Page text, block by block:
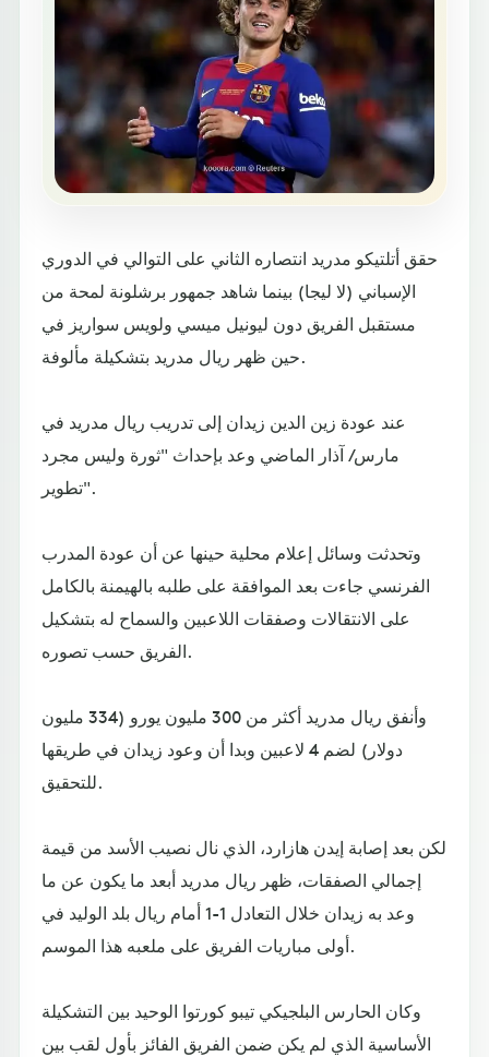
حقق أتلتيكو مدريد انتصاره الثاني على التوالي في الدوري
الإسباني (لا ليجا) بينما شاهد جمهور برشلونة لمحة من
مستقبل الفريق دون ليونيل ميسي ولويس سواريز في
حين ظهر ريال مدريد بتشكيلة مألوفة.
عند عودة زين الدين زيدان إلى تدريب ريال مدريد في
مارس/ آذار الماضي وعد بإحداث "ثورة وليس مجرد
تطوير".
وتحدثت وسائل إعلام محلية حينها عن أن عودة المدرب
الفرنسي جاءت بعد الموافقة على طلبه بالهيمنة بالكامل
على الانتقالات وصفقات اللاعبين والسماح له بتشكيل
الفريق حسب تصوره.
وأنفق ريال مدريد أكثر من 300 مليون يورو (334 مليون
دولار) لضم 4 لاعبين وبدا أن وعود زيدان في طريقها
للتحقيق.
لكن بعد إصابة إيدن هازارد، الذي نال نصيب الأسد من قيمة
إجمالي الصفقات، ظهر ريال مدريد أبعد ما يكون عن ما
وعد به زيدان خلال التعادل 1-1 أمام ريال بلد الوليد في
أولى مباريات الفريق على ملعبه هذا الموسم.
وكان الحارس البلجيكي تيبو كورتوا الوحيد بين التشكيلة
الأساسية الذي لم يكن ضمن الفريق الفائز بأول لقب بين